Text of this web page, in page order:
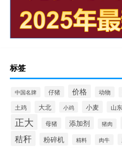
标签
中国名牌 仔猪 价格 动物
土鸡 大北 小鸡 小麦 山东
正大 母猪 添加剂 猪肉
秸秆 粉碎机 精料 肉牛